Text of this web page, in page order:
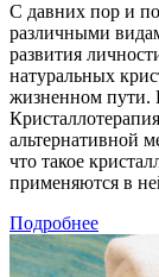
С давних пор и
различными
развития
натуральных
жизненном пути.
альтернативной
что такое
применяются в
Подробнее